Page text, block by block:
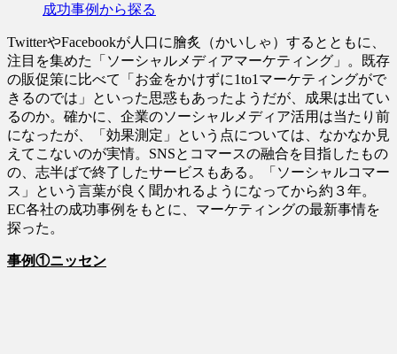
成功事例から探る
TwitterやFacebookが人口に膾炙（かいしゃ）するとともに、
注目を集めた「ソーシャルメディアマーケティング」。既存
の販促策に比べて「お金をかけずに1to1マーケティングがで
きるのでは」といった思惑もあったようだが、成果は出てい
るのか。確かに、企業のソーシャルメディア活用は当たり前
になったが、「効果測定」という点については、なかなか見
えてこないのが実情。SNSとコマースの融合を目指したもの
の、志半ばで終了したサービスもある。「ソーシャルコマー
ス」という言葉が良く聞かれるようになってから約３年。
EC各社の成功事例をもとに、マーケティングの最新事情を
探った。
事例①ニッセン